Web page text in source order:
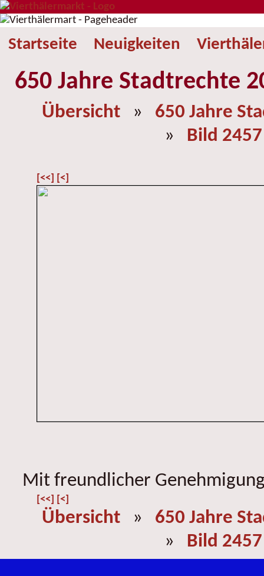
Startseite Neuigkeiten
650 Jahre Stadtrechte
Übersicht » 650 Jahre
» Bild 2457
[<<] [<]
Mit freundlicher
[<<] [<]
Übersicht » 650 Jahre
» Bild 2457